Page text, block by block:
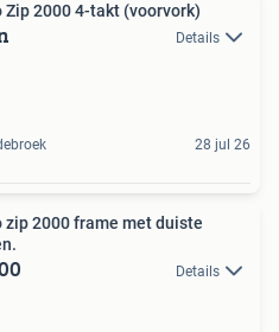
Zip 2000 4-takt (voorvork)
Details
28 jul 26
zip 2000 frame met duiste
Details